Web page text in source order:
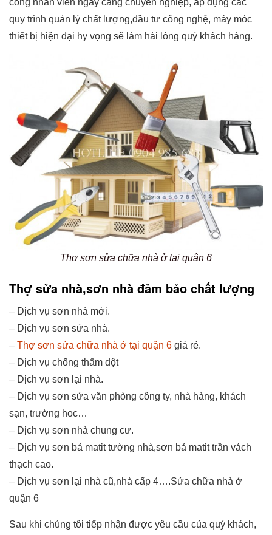
công nhân viên ngày càng chuyên nghiệp, áp dụng các
quy trình quản lý chất lượng,đầu tư công nghệ, máy móc
thiết bị hiện đại hy vọng sẽ làm hài lòng quý khách hàng.
Thợ sơn sửa chữa nhà ở tại quận 6
Thợ sửa nhà,sơn nhà đảm bảo chất lượng
– Dịch vụ sơn nhà mới.
– Dịch vụ sơn sửa nhà.
– Thợ sơn sửa chữa nhà ở tại quận 6 giá rẻ.
– Dịch vụ chống thấm dột
– Dịch vụ sơn lại nhà.
– Dịch vụ sơn sửa văn phòng công ty, nhà hàng, khách
sạn, trường hoc…
– Dịch vụ sơn nhà chung cư.
– Dịch vụ sơn bả matit tường nhà,sơn bả matit trần vách
thạch cao.
– Dịch vụ sơn lại nhà cũ,nhà cấp 4….Sửa chữa nhà ở
quận 6
Sau khi chúng tôi tiếp nhận được yêu cầu của quý khách,